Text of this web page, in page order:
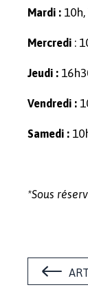
Mardi :
Mercredi :
Jeudi :
Vendredi :
Samedi :
*Sous